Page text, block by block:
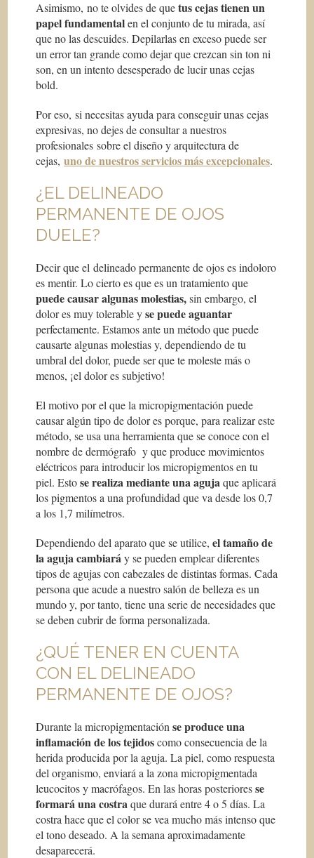
Asimismo, no te olvides de quetus cejas tienen un
papel fundamentalen el conjunto de tu mirada, así
que no las descuides. Depilarlas en exceso puede ser
un error tan grande como dejar que crezcan sin ton ni
son, en un intento desesperado de lucir unas cejas
bold.
Por eso, si necesitas ayuda para conseguir unas cejas
expresivas, no dejes de consultar a nuestros
profesionales sobre el diseño y arquitectura de
cejas,uno de nuestros servicios más excepcionales.
¿EL DELINEADO
PERMANENTE DE OJOS
DUELE?
Decir que el delineado permanente de ojos es indoloro
es mentir. Lo cierto es que es un tratamiento que
puede causar algunas molestias,sin embargo, el
dolor es muy tolerable yse puede aguantar
perfectamente. Estamos ante un método que puede
causarte algunas molestias y, dependiendo de tu
umbral del dolor, puede ser que te moleste más o
menos, ¡el dolor es subjetivo!
El motivo por el que la micropigmentación puede
causar algún tipo de dolor es porque, para realizar este
método, se usa una herramienta que se conoce con el
nombre de dermógrafo y que produce movimientos
eléctricos para introducir los micropigmentos en tu
piel. Estose realiza mediante una agujaque aplicará
los pigmentos a una profundidad que va desde los 0,7
a los 1,7 milímetros.
Dependiendo del aparato que se utilice, el tamaño de
la aguja cambiaráy se pueden emplear diferentes
tipos de agujas con cabezales de distintas formas. Cada
persona que acude a nuestro salón de belleza es un
mundo y, por tanto, tiene una serie de necesidades que
se deben cubrir de forma personalizada.
¿QUÉ TENER EN CUENTA
CON EL DELINEADO
PERMANENTE DE OJOS?
Durante la micropigmentaciónse produce una
inflamación de los tejidoscomo consecuencia de la
herida producida por la aguja. La piel, como respuesta
del organismo, enviará a la zona micropigmentada
leucocitos y macrófagos. En las horas posterioresse
formará una costraque durará entre 4 o 5 días. La
costra hace que el color se vea mucho más intenso que
el tono deseado. A la semana aproximadamente
desaparecerá.